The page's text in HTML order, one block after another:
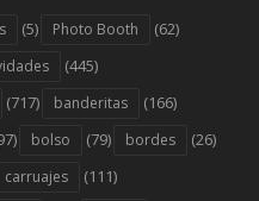
(5) Photo Booth (62)
(445)
(717) banderitas (166)
bolso (79) bordes (26)
carruajes (111)